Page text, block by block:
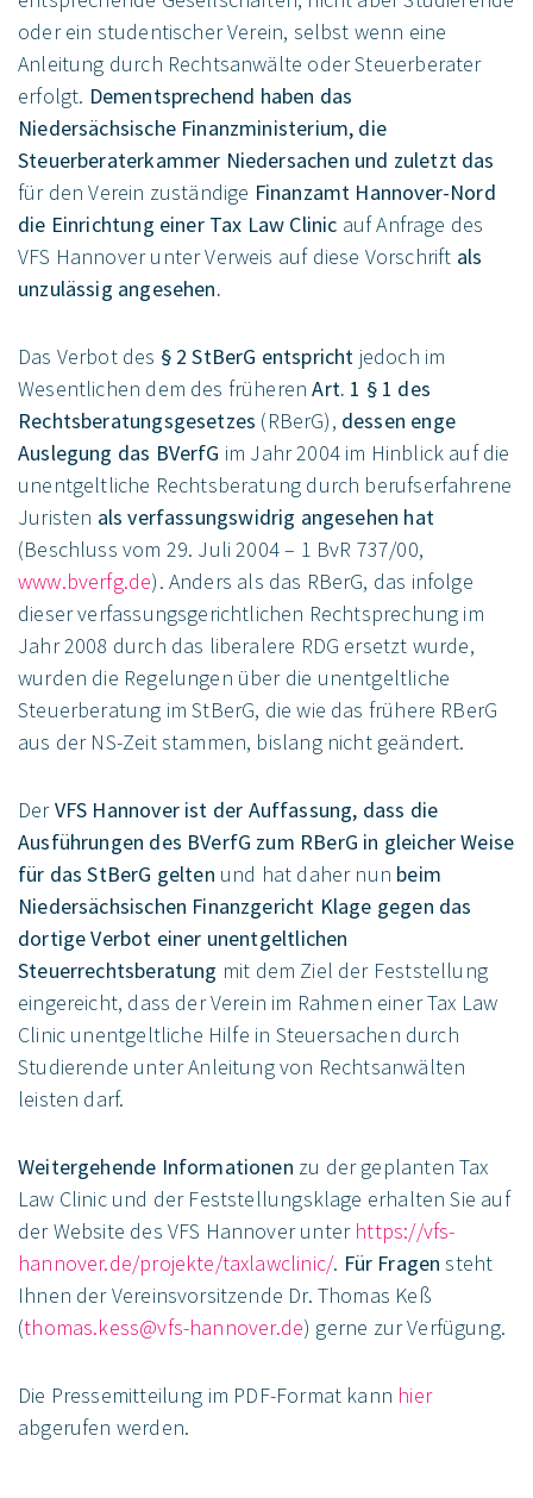
oder ein studentischer Verein, selbst wenn eine
Anleitung durch Rechtsanwälte oder Steuerberater
erfolgt. Dementsprechend haben das
Niedersächsische Finanzministerium, die
Steuerberaterkammer Niedersachen und zuletzt das
für den Verein zuständige Finanzamt Hannover-Nord
die Einrichtung einer Tax Law Clinic auf Anfrage des
VFS Hannover unter Verweis auf diese Vorschrift als
unzulässig angesehen.
Das Verbot des § 2 StBerG entspricht jedoch im
Wesentlichen dem des früherenArt. 1 § 1 des
Rechtsberatungsgesetzes (RBerG), dessen enge
Auslegung das BVerfG im Jahr 2004 im Hinblick auf die
unentgeltliche Rechtsberatung durch berufserfahrene
Juristen als verfassungswidrig angesehen hat
(Beschluss vom 29. Juli 2004 – 1 BvR 737/00,
www.bverfg.de). Anders als das RBerG, das infolge
dieser verfassungsgerichtlichen Rechtsprechung im
Jahr 2008 durch das liberalere RDG ersetzt wurde,
wurden die Regelungen über die unentgeltliche
Steuerberatung im StBerG, die wie das frühere RBerG
aus der NS-Zeit stammen, bislang nicht geändert.
DerVFS Hannover ist der Auffassung, dass die
Ausführungen des BVerfG zum RBerG in gleicher Weise
für das StBerG gelten und hat daher nun beim
Niedersächsischen Finanzgericht Klage gegen das
dortige Verbot einer unentgeltlichen
Steuerrechtsberatung mit dem Ziel der Feststellung
eingereicht, dass der Verein im Rahmen einer Tax Law
Clinic unentgeltliche Hilfe in Steuer­sachen durch
Studierende unter Anleitung von Rechtsanwälten
leisten darf.
Weitergehende Informationen zu der geplanten Tax
Law Clinic und der Feststellungsklage erhalten Sie auf
der Website des VFS Hannover unter https://vfs-
hannover.de/projekte/taxlawclinic/. Für Fragen steht
Ihnen der Vereinsvorsitzende Dr. Thomas Keß
(thomas.kess@vfs-hannover.de) gerne zur Verfügung.
Die Pressemitteilung im PDF-Format kann hier
abgerufen werden.